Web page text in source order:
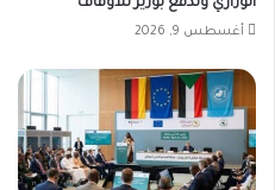
الوزاري وتدفع بوزير للاوقاف
أغسطس 9, 2026